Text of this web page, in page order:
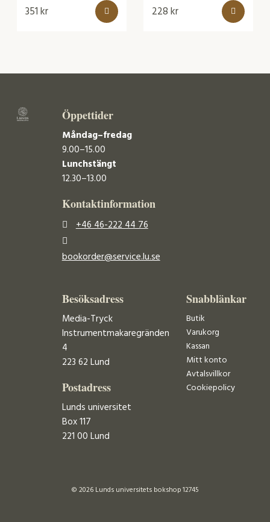
351kr 228kr
Öppettider
Måndag–fredag
9.00–15.00
Lunchstängt
12.30–13.00
Kontaktinformation
+46 46-222 44 76
bookorder@service.lu.se
Besöksadress
Media-Tryck
Instrumentmakaregränden
4
223 62 Lund
Postadress
Lunds universitet
Box 117
221 00 Lund
Snabblänkar
Butik
Varukorg
Kassan
Mitt konto
Avtalsvillkor
Cookiepolicy
© 2026 Lunds universitets bokshop 12745